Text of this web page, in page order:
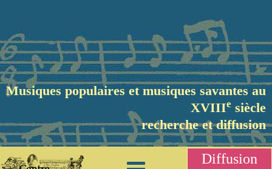
Musiques populaires et musiques savantes au
XVIIIe siècle
recherche et diffusion
Diffusion